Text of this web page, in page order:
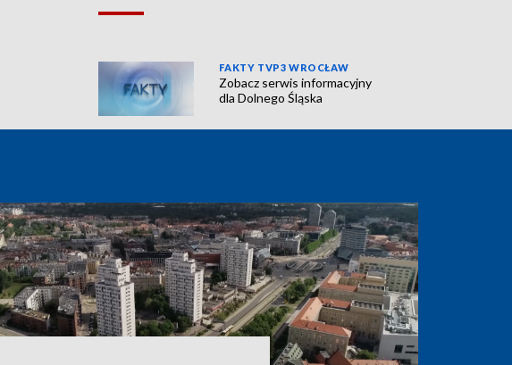
FAKTY TVP3 WROCŁAW
Zobacz serwis informacyjny
dla Dolnego Śląska